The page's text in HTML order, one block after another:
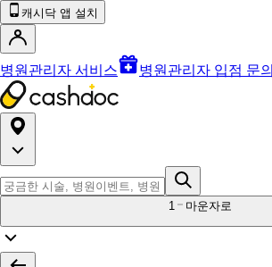
캐시닥 앱 설치
병원관리자 서비스 병원관리자 입점 문의
1 마운자로